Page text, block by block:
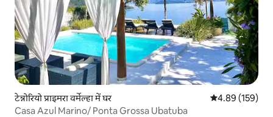
टेन्नोरियो प्राइमरा वर्मेल्हा में घर औसत रेटिंग 5 में से
4.89 (159)
Casa Azul Marino/ Ponta Grossa Ubatuba